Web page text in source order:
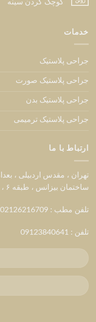
کوچک کردن سینه
خدمات
جراحی پلاستیک
جراحی پلاستیک صورت
جراحی پلاستیک بدن
جراحی پلاستیک ترمیمی
ارتباط با ما
تهران ، مقدس اردبیلی ،
ساختمان بیزانس ، طبقه ۶ ، واحد ۲۴
تلفن مطب : 02126216709
تلفن : 09123840641